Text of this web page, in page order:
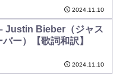
2024.11.10
Justin Bieber（ジャス
ー）【歌詞和訳】
2024.11.10